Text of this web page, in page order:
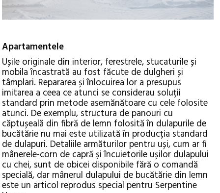
Apartamentele
Ușile originale din interior, ferestrele, stucaturile și
mobila încastrată au fost făcute de dulgheri și
tâmplari. Repararea și înlocuirea lor a presupus
imitarea a ceea ce atunci se considerau soluții
standard prin metode asemănătoare cu cele folosite
atunci. De exemplu, structura de panouri cu
căptușeală din fibră de lemn folosită în dulapurile de
bucătărie nu mai este utilizată în producția standard
de dulapuri. Detaliile armăturilor pentru uși, cum ar fi
mânerele-corn de capră și încuietorile ușilor dulapului
cu chei, sunt de obicei disponibile fără o comandă
specială, dar mânerul dulapului de bucătărie din lemn
este un articol reprodus special pentru Serpentine